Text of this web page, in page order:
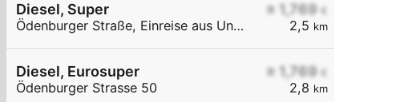
≥ 1,769 €
2,5 km
Diesel, Super
Ödenburger Straße, Einreise aus Ungarn
≥ 1,769 €
2,8 km
Diesel, Eurosuper
Ödenburger Strasse 50